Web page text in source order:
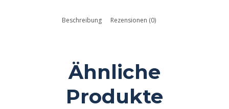
Beschreibung Rezensionen (0)
Ähnliche
Produkte